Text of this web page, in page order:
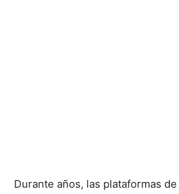
Durante años, las plataformas